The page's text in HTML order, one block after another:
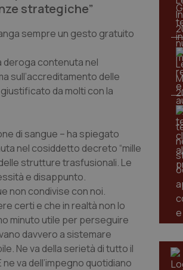
strategiche”
sempre un gesto gratuito
deroga contenuta nel
sull’accreditamento delle
da molti con la
di sangue – ha spiegato
nel cosiddetto decreto “mille
strutture trasfusionali. Le
e disappunto.
non condivise con noi.
certi e che in realtà non lo
minuto utile per perseguire
davvero a sistemare
Ne va della serietà di tutto il
va dell’impegno quotidiano